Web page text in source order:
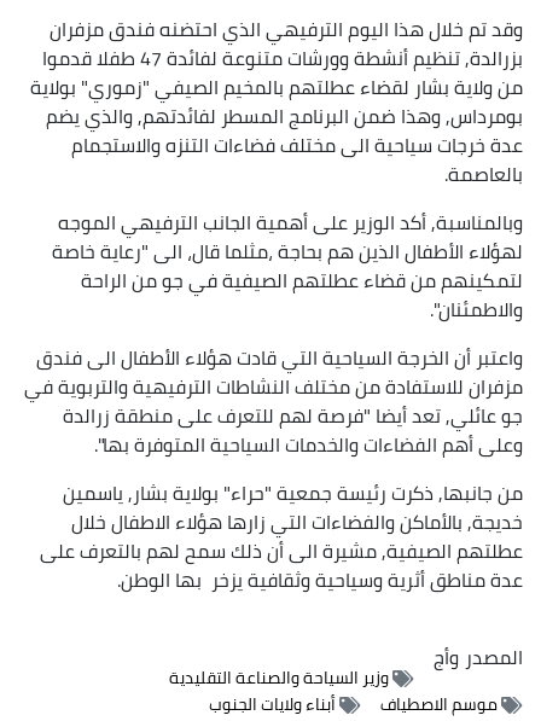
وقد تم خلال هذا اليوم الترفيهي الذي احتضنه فندق مزفران
بزرالدة, تنظيم أنشطة وورشات متنوعة لفائدة 47 طفلا قدموا
من ولاية بشار لقضاء عطلتهم بالمخيم الصيفي "زموري" بولاية
بومرداس, وهذا ضمن البرنامج المسطر لفائدتهم, والذي يضم
عدة خرجات سياحية الى مختلف فضاءات التنزه والاستجمام
بالعاصمة.
وبالمناسبة, أكد الوزير على أهمية الجانب الترفيهي الموجه
لهؤلاء الأطفال الذين هم بحاجة ،مثلما قال، الى "رعاية خاصة
لتمكينهم من قضاء عطلتهم الصيفية في جو من الراحة
والاطمئنان".
واعتبر أن الخرجة السياحية التي قادت هؤلاء الأطفال الى فندق
مزفران للاستفادة من مختلف النشاطات الترفيهية والتربوية في
جو عائلي, تعد أيضا "فرصة لهم للتعرف على منطقة زرالدة
وعلى أهم الفضاءات والخدمات السياحية المتوفرة بها".
من جانبها, ذكرت رئيسة جمعية "حراء" بولاية بشار, ياسمين
خديجة, بالأماكن والفضاءات التي زارها هؤلاء الاطفال خلال
عطلتهم الصيفية, مشيرة الى أن ذلك سمح لهم بالتعرف على
عدة مناطق أثرية وسياحية وثقافية يزخر بها الوطن.
المصدروأج
وزير السياحة والصناعة التقليدية
موسم الاصطياف
أبناء ولايات الجنوب